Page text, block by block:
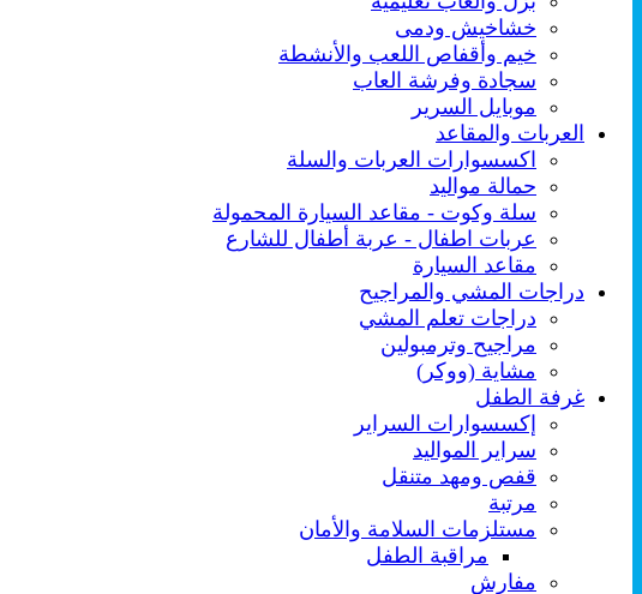
خشاخيش ودمى
خيم وأقفاص اللعب والأنشطة
سجادة وفرشة العاب
موبايل السرير
العربات والمقاعد
اكسسوارات العربات والسلة
حمالة مواليد
سلة وكوت - مقاعد السيارة المحمولة
عربات اطفال - عربة أطفال للشارع
مقاعد السيارة
دراجات المشي والمراجيح
دراجات تعلم المشي
مراجيح وترمبولين
مشاية (ووكر)
غرفة الطفل
إكسسوارات السراير
سراير المواليد
قفص ومهد متنقل
مرتبة
مستلزمات السلامة والأمان
مراقبة الطفل
مفارش